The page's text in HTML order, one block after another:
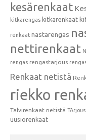
kesärenkaat
kitkarengas kitkarenkaat
renkaat nastarengas
nettirenkaat
rengas rengastarjous
Renkaat netistä
riekko
Talvirenkaat netistä
uusiorenkaat